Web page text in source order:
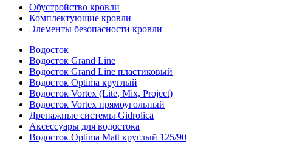
Обустройство кровли
Комплектующие кровли
Элементы безопасности кровли
Водосток
Водосток Grand Line
Водосток Grand Line пластиковый
Водосток Optima круглый
Водосток Vortex (Lite, Mix, Project)
Водосток Vortex прямоугольный
Дренажные системы Gidrolica
Аксессуары для водостока
Водосток Optima Matt круглый 125/90